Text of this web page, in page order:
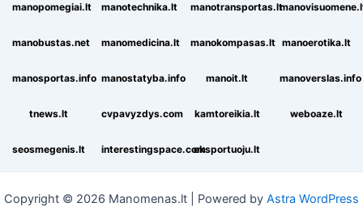
manopomegiai.lt manotechnika.lt manotransportas.lt
manobustas.net manomedicina.lt manokompasas.lt manoerotika.lt
manosportas.info manostatyba.info manoit.lt manoverslas.info
tnews.lt cvpavyzdys.com kamtoreikia.lt weboaze.lt
seosmegenis.lt interestingspace.comeksportuoju.lt
Copyright © 2026 Manomenas.lt | Powered by Astra WordPress